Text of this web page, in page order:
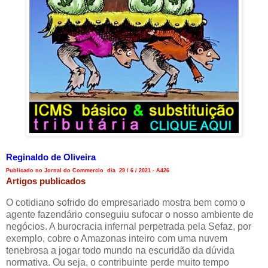
Reginaldo de Oliveira
Publicado no Jornal do Commercio dia 29 / 6 / 2021 - A426
Artigos publicados
O cotidiano sofrido do empresariado mostra bem como o
agente fazendário conseguiu sufocar o nosso ambiente de
negócios. A burocracia infernal perpetrada pela Sefaz, por
exemplo, cobre o Amazonas inteiro com uma nuvem
tenebrosa a jogar todo mundo na escuridão da dúvida
normativa. Ou seja, o contribuinte perde muito tempo